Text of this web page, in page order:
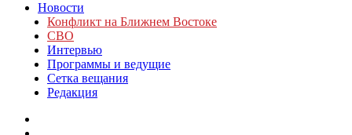
Новости
Конфликт на Ближнем Востоке
СВО
Интервью
Программы и ведущие
Сетка вещания
Редакция